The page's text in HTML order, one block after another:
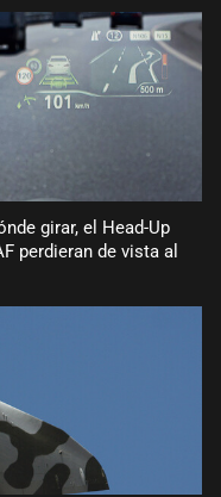
girar, el Head-Up
perdieran de vista al